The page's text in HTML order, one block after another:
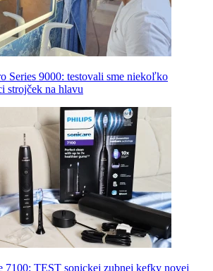
Series 9000: testovali sme niekoľko
strojček na hlavu
7100: TEST sonickej zubnej kefky novej